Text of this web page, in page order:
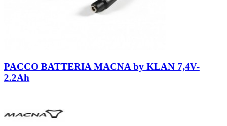
PACCO BATTERIA MACNA by KLAN 7,4V-
2.2Ah